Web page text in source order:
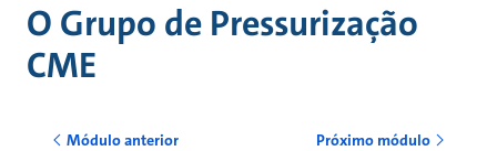
O Grupo de Pressurização
CME
Módulo anterior Próximo módulo